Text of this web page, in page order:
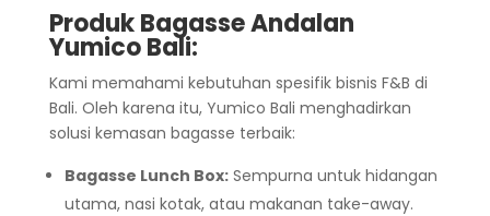
Produk Bagasse Andalan
Yumico Bali:
Kami memahami kebutuhan spesifik bisnis F&B di
Bali. Oleh karena itu, Yumico Bali menghadirkan
solusi kemasan bagasse terbaik:
Bagasse Lunch Box:Sempurna untuk hidangan
utama, nasi kotak, atau makanan take-away.